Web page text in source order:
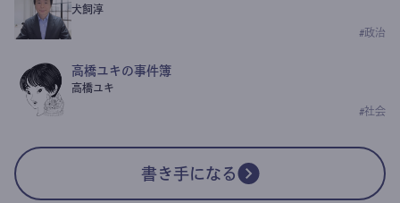
犬飼淳
#政治
高橋ユキの事件簿
高橋ユキ
#社会
書き手になる